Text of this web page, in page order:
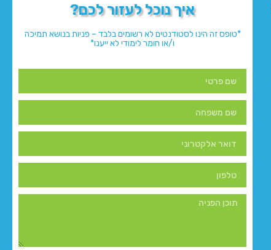
איך נוכל לעזור לכם?
*טופס זה הינו לסטודנטים לא רשומים בלבד – פניות בנושא תמיכה
ו/או חומר לימודי לא ייענו*